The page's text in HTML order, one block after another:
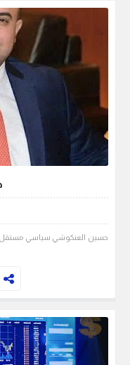
حسين العنكوشي سياسي مستقل